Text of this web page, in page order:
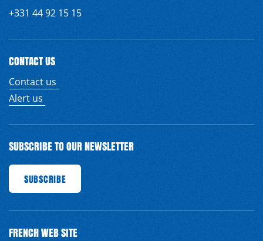
+331 44 92 15 15
CONTACT US
Contact us
Alert us
SUBSCRIBE TO OUR NEWSLETTER
SUBSCRIBE SUBSCRIBE
SUBSCRIBE
FRENCH WEB SITE